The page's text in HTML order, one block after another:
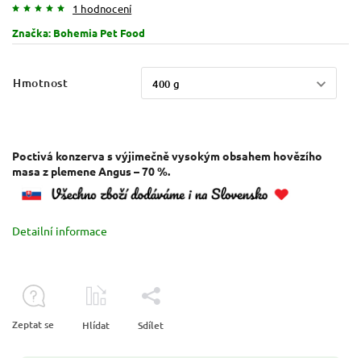
1 hodnocení
Značka: Bohemia Pet Food
Hmotnost
Poctivá konzerva s výjimečně vysokým obsahem hovězího
masa z plemene Angus – 70 %.
Detailní informace
Zeptat se Hlídat Sdílet